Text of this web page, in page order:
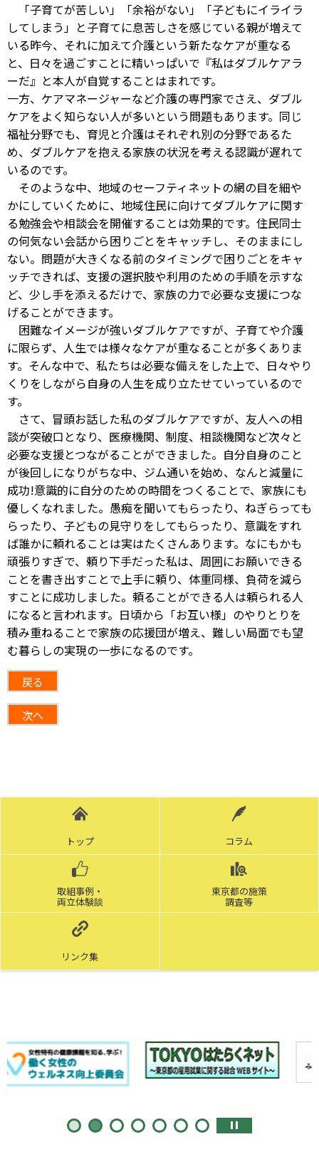
「子育てが苦しい」「余裕がない」「子どもにイライラ
してしまう」と子育てに息苦しさを感じている親が増えて
いる昨今、それに加えて介護という新たなケアが重なる
と、日々を過ごすことに精いっぱいで『私はダブルケアラ
ーだ』と本人が自覚することはまれです。
一方、ケアマネージャーなど介護の専門家でさえ、ダブル
ケアをよく知らない人が多いという問題もあります。同じ
福祉分野でも、育児と介護はそれぞれ別の分野であるた
め、ダブルケアを抱える家族の状況を考える認識が遅れて
いるのです。
そのような中、地域のセーフティネットの網の目を細や
かにしていくために、地域住民に向けてダブルケアに関す
る勉強会や相談会を開催することは効果的です。住民同士
の何気ない会話から困りごとをキャッチし、そのままにし
ない。問題が大きくなる前のタイミングで困りごとをキャ
ッチできれば、支援の選択肢や利用のための手順を示すな
ど、少し手を添えるだけで、家族の力で必要な支援につな
げることができます。
困難なイメージが強いダブルケアですが、子育てや介護
に限らず、人生では様々なケアが重なることが多くありま
す。そんな中で、私たちは必要な備えをした上で、日々やり
くりをしながら自身の人生を成り立たせていっているので
す。
さて、冒頭お話した私のダブルケアですが、友人への相
談が突破口となり、医療機関、制度、相談機関など次々と
必要な支援とつながることができました。自分自身のこと
が後回しになりがちな中、ジム通いを始め、なんと減量に
成功!意識的に自分のための時間をつくることで、家族にも
優しくなれました。愚痴を聞いてもらったり、ねぎらっても
らったり、子どもの見守りをしてもらったり、意識をすれ
ば誰かに頼れることは実はたくさんあります。なにもかも
頑張りすぎで、頼り下手だった私は、周囲にお願いできる
ことを書き出すことで上手に頼り、体重同様、負荷を減ら
すことに成功しました。頼ることができる人は頼られる人
になると言われます。日頃から「お互い様」のやりとりを
積み重ねることで家族の応援団が増え、難しい局面でも望
む暮らしの実現の一歩になるのです。
戻る
次へ
トップ コラム
取組事例・
両立体験談
東京都の施策
調査等
リンク集